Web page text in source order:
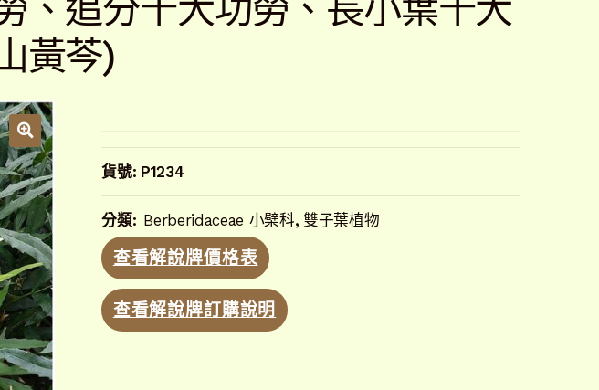
、追分十大功勞、長小葉十大
黃芩)
貨號: P1234
分類: Berberidaceae 小檗科, 雙子葉植物
查看解說牌價格表
查看解說牌訂購說明